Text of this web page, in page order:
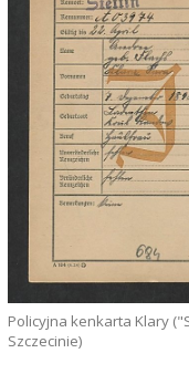
Policyjna kenkarta Klary
Szczecinie)